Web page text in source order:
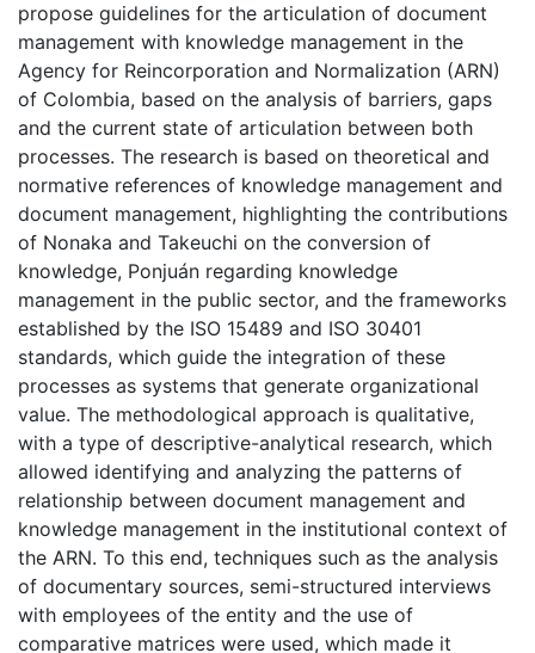
propose guidelines for the articulation of document
management with knowledge management in the
Agency for Reincorporation and Normalization (ARN)
of Colombia, based on the analysis of barriers, gaps
and the current state of articulation between both
processes. The research is based on theoretical and
normative references of knowledge management and
document management, highlighting the contributions
of Nonaka and Takeuchi on the conversion of
knowledge, Ponjuán regarding knowledge
management in the public sector, and the frameworks
established by the ISO 15489 and ISO 30401
standards, which guide the integration of these
processes as systems that generate organizational
value. The methodological approach is qualitative,
with a type of descriptive-analytical research, which
allowed identifying and analyzing the patterns of
relationship between document management and
knowledge management in the institutional context of
the ARN. To this end, techniques such as the analysis
of documentary sources, semi-structured interviews
with employees of the entity and the use of
comparative matrices were used, which made it